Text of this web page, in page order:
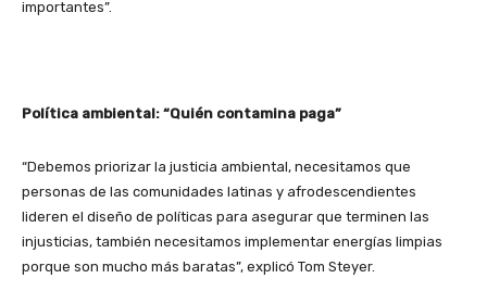
importantes”.
Política ambiental: “Quién contamina paga”
“Debemos priorizar la justicia ambiental, necesitamos que
personas de las comunidades latinas y afrodescendientes
lideren el diseño de políticas para asegurar que terminen las
injusticias, también necesitamos implementar energías limpias
porque son mucho más baratas”, explicó Tom Steyer.